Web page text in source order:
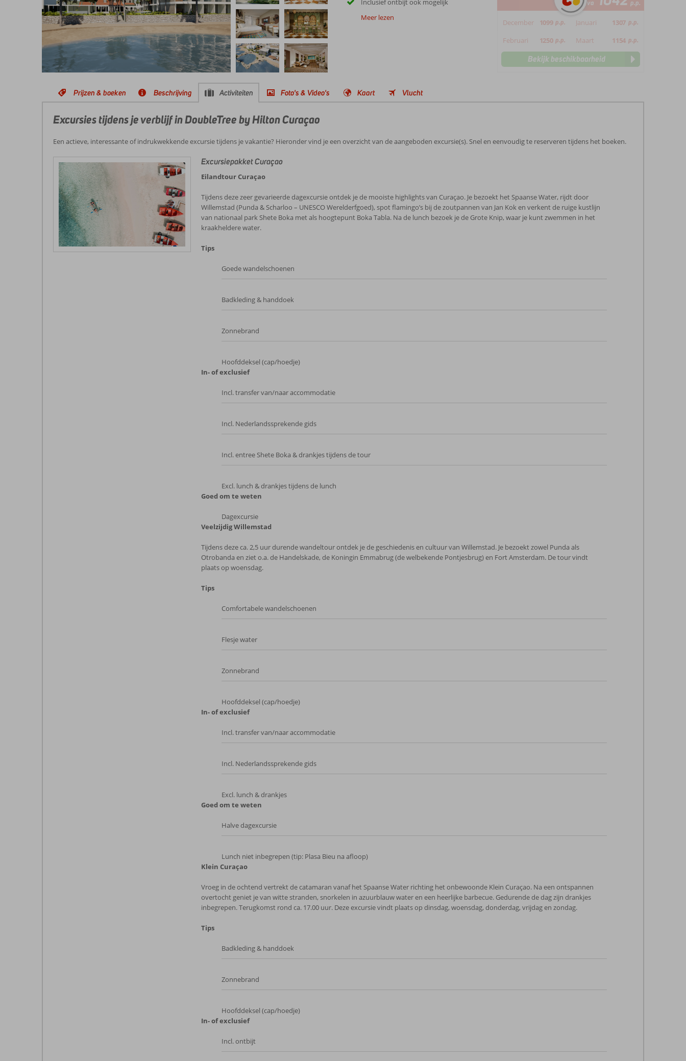
Inclusief ontbijt ook mogelijk
Meer lezen
va p.p.
December 1099 p.p. Januari 1307 p.p.
Februari 1250 p.p. Maart 1154 p.p.
Bekijk beschikbaarheid
Prijzen & boeken Beschrijving Activiteiten Foto's & Video's Kaart Vlucht
Excursies tijdens je verblijf in DoubleTree by Hilton Curaçao
Een actieve, interessante of indrukwekkende excursie tijdens je vakantie? Hieronder vind je een overzicht van de aangeboden excursie(s). Snel en eenvoudig te reserveren tijdens het boeken.
Excursiepakket Curaçao
Eilandtour Curaçao
Tijdens deze zeer gevarieerde dagexcursie ontdek je de mooiste highlights van Curaçao. Je bezoekt het Spaanse Water, rijdt door
Willemstad (Punda & Scharloo – UNESCO Werelderfgoed), spot flamingo’s bij de zoutpannen van Jan Kok en verkent de ruige kustlijn
van nationaal park Shete Boka met als hoogtepunt Boka Tabla. Na de lunch bezoek je de Grote Knip, waar je kunt zwemmen in het
kraakheldere water.
Tips
Goede wandelschoenen
Badkleding & handdoek
Zonnebrand
Hoofddeksel (cap/hoedje)
In- of exclusief
Incl. transfer van/naar accommodatie
Incl. Nederlandssprekende gids
Incl. entree Shete Boka & drankjes tijdens de tour
Excl. lunch & drankjes tijdens de lunch
Goed om te weten
Dagexcursie
Veelzijdig Willemstad
Tijdens deze ca. 2,5 uur durende wandeltour ontdek je de geschiedenis en cultuur van Willemstad. Je bezoekt zowel Punda als
Otrobanda en ziet o.a. de Handelskade, de Koningin Emmabrug (de welbekende Pontjesbrug) en Fort Amsterdam. De tour vindt
plaats op woensdag.
Tips
Comfortabele wandelschoenen
Flesje water
Zonnebrand
Hoofddeksel (cap/hoedje)
In- of exclusief
Incl. transfer van/naar accommodatie
Incl. Nederlandssprekende gids
Excl. lunch & drankjes
Goed om te weten
Halve dagexcursie
Lunch niet inbegrepen (tip: Plasa Bieu na afloop)
Klein Curaçao
Vroeg in de ochtend vertrekt de catamaran vanaf het Spaanse Water richting het onbewoonde Klein Curaçao. Na een ontspannen
overtocht geniet je van witte stranden, snorkelen in azuurblauw water en een heerlijke barbecue. Gedurende de dag zijn drankjes
inbegrepen. Terugkomst rond ca. 17.00 uur. Deze excursie vindt plaats op dinsdag, woensdag, donderdag, vrijdag en zondag.
Tips
Badkleding & handdoek
Zonnebrand
Hoofddeksel (cap/hoedje)
In- of exclusief
Incl. ontbijt